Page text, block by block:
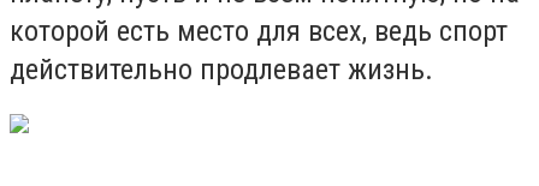
которой есть место для всех, ведь спорт
действительно продлевает жизнь.